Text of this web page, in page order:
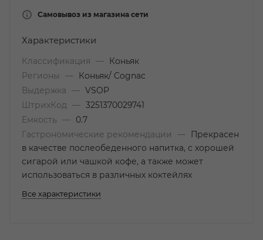
Самовывоз из магазина сети
Характеристики
Классификация —
Коньяк
Регионы
—
Коньяк/ Cognac
Выдержка
— VSOP
ШтрихКод
— 3251370029741
Емкость
—
0.7
Гастрономические рекомендации
—
Прекрасен
в качестве послеобеденного напитка, с хорошей
сигарой или чашкой кофе, а также может
использоваться в различных коктейлях
Все характеристики